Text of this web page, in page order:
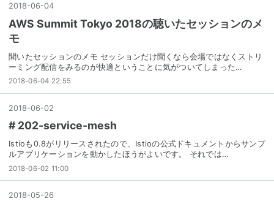
2018-06-04
AWS Summit Tokyo 2018の聴いたセッションのメ
モ
聞いたセッションのメモ セッションだけ聞くなら会場ではなくストリ
ーミング配信をみるのが快適ということに気がついてしまった…
2018-06-04 22:55
2018-06-02
# 202-service-mesh
Istioも0.8がリリースされたので、Istioの公式ドキュメントからサンプ
ルアプリケーションを動かしたほうがよいです。 それでは…
2018-06-02 11:00
2018-05-26